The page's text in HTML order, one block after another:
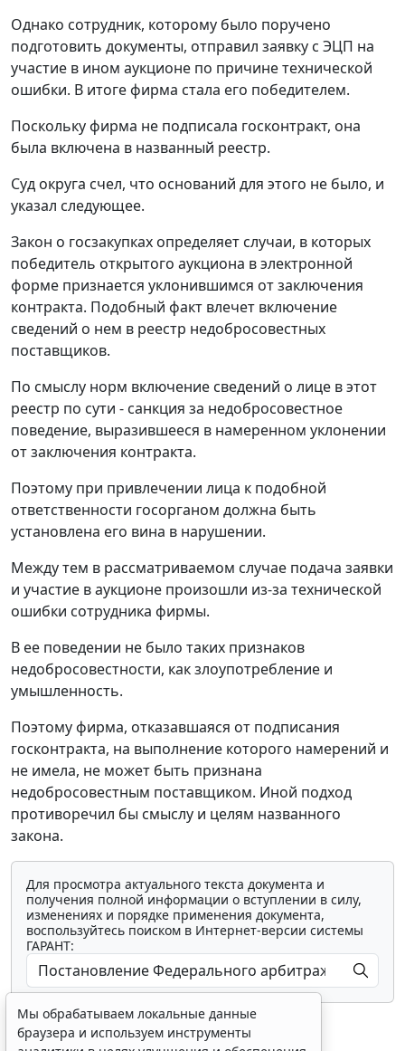
Однако сотрудник, которому было поручено
подготовить документы, отправил заявку с ЭЦП на
участие в ином аукционе по причине технической
ошибки. В итоге фирма стала его победителем.
Поскольку фирма не подписала госконтракт, она
была включена в названный реестр.
Суд округа счел, что оснований для этого не было, и
указал следующее.
Закон о госзакупках определяет случаи, в которых
победитель открытого аукциона в электронной
форме признается уклонившимся от заключения
контракта. Подобный факт влечет включение
сведений о нем в реестр недобросовестных
поставщиков.
По смыслу норм включение сведений о лице в этот
реестр по сути - санкция за недобросовестное
поведение, выразившееся в намеренном уклонении
от заключения контракта.
Поэтому при привлечении лица к подобной
ответственности госорганом должна быть
установлена его вина в нарушении.
Между тем в рассматриваемом случае подача заявки
и участие в аукционе произошли из-за технической
ошибки сотрудника фирмы.
В ее поведении не было таких признаков
недобросовестности, как злоупотребление и
умышленность.
Поэтому фирма, отказавшаяся от подписания
госконтракта, на выполнение которого намерений и
не имела, не может быть признана
недобросовестным поставщиком. Иной подход
противоречил бы смыслу и целям названного
закона.
Для просмотра актуального текста документа и
получения полной информации о вступлении в силу,
изменениях и порядке применения документа,
воспользуйтесь поиском в Интернет-версии системы
ГАРАНТ:
Мы обрабатываем локальные данные
браузера и используем инструменты